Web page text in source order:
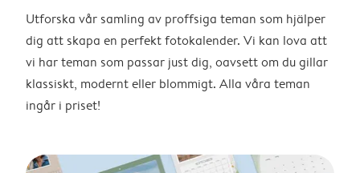
Utforska vår samling av proffsiga teman som hjälper
dig att skapa en perfekt fotokalender. Vi kan lova att
vi har teman som passar just dig, oavsett om du gillar
klassiskt, modernt eller blommigt. Alla våra teman
ingår i priset!